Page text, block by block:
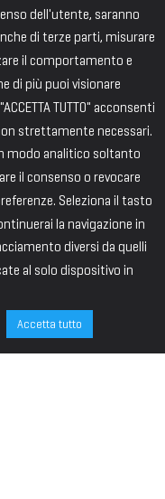
dell'utente, saranno
di terze parti, misurare
il comportamento e
di più puoi visionare
TUTTO" acconsenti
strettamente necessari.
modo analitico soltanto
il consenso o revocare
Seleziona il tasto
la navigazione in
diversi da quelli
al solo dispositivo in
Accetta tutto